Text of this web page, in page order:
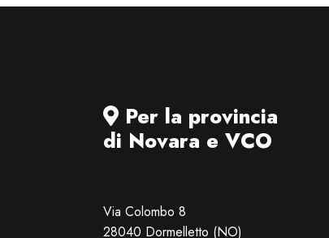
Per la provincia
di Novara e VCO
Via Colombo 8
28040 Dormelletto (NO)